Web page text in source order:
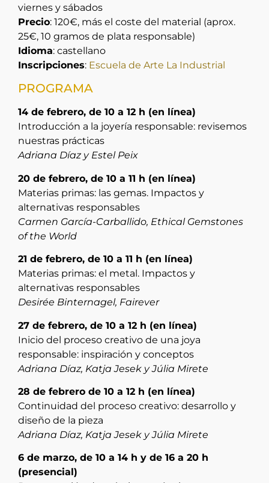
viernes y sábados
Precio: 120€, más el coste del material (aprox.
25€, 10 gramos de plata responsable)
Idioma: castellano
Inscripciones: Escuela de Arte La Industrial
PROGRAMA
14 de febrero, de 10 a 12 h (en línea)
Introducción a la joyería responsable: revisemos
nuestras prácticas
Adriana Díaz y Estel Peix
20 de febrero, de 10 a 11 h (en línea)
Materias primas: las gemas. Impactos y
alternativas responsables
Carmen García-Carballido, Ethical Gemstones
of the World
21 de febrero, de 10 a 11 h (en línea)
Materias primas: el metal. Impactos y
alternativas responsables
Desirée Binternagel, Fairever
27 de febrero, de 10 a 12 h (en línea)
Inicio del proceso creativo de una joya
responsable: inspiración y conceptos
Adriana Díaz, Katja Jesek y Júlia Mirete
28 de febrero de 10 a 12 h (en línea)
Continuidad del proceso creativo: desarrollo y
diseño de la pieza
Adriana Díaz, Katja Jesek y Júlia Mirete
6 de marzo, de 10 a 14 h y de 16 a 20 h
(presencial)